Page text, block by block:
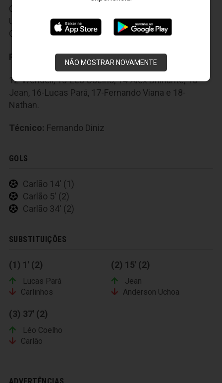
NÃO MOSTRAR NOVAMENTE
Castán, 5-Fernandes, 6-Rafael Carioca, 7-Anderson
Uchoa, 8-Carlinhos, 9-Guga, 10-Danielzinho e 11-
Carlão.
Reservas:
12-Wendell, 13-Léo Coelho, 14-Alex Brilhante, 15-
Jean, 16-Lucas Pará, 17-Fernando Viana e 18-
Nathan.
Técnico: Fernando Diniz
GOLS
Carlão 14' (1)
Carlão 5' (2)
Carlão 34' (2)
SUBSTITUIÇÕES
(1) 1' (2)
Lucas Pará
Carlinhos
(2) 15' (2)
Jean
Anderson Uchoa
(3) 37' (2)
Léo Coelho
Carlão